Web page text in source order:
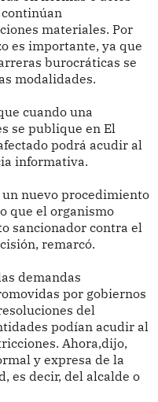
materiales. Por
es importante, ya que
burocráticas se
modalidades.
cuando una
se publique en El
podrá acudir al
informativa.
un nuevo procedimiento
que el organismo
sancionador contra el
remarcó.
demandas
por gobiernos
del
podían acudir al
Ahora,dijo,
y expresa de la
es decir, del alcalde o